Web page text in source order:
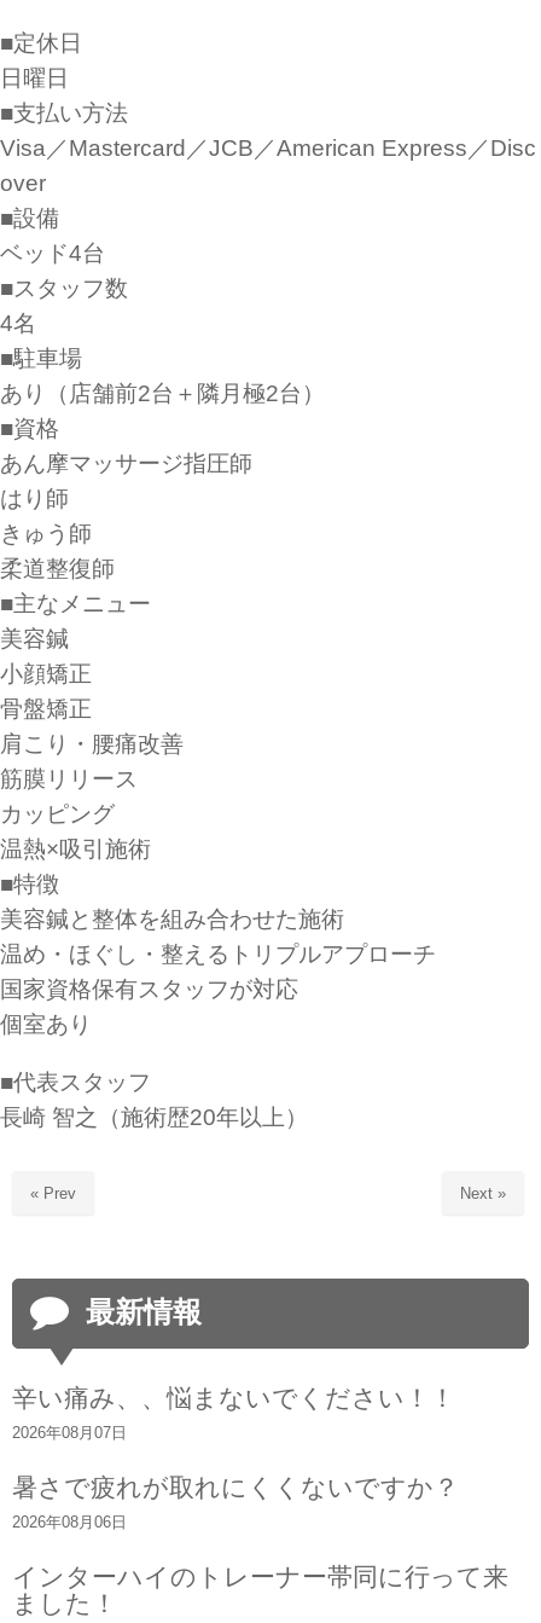
■定休日
日曜日
■支払い方法
Visa／Mastercard／JCB／American Express／Disc
over
■設備
ベッド4台
■スタッフ数
4名
■駐車場
あり（店舗前2台＋隣月極2台）
■資格
あん摩マッサージ指圧師
はり師
きゅう師
柔道整復師
■主なメニュー
美容鍼
小顔矯正
骨盤矯正
肩こり・腰痛改善
筋膜リリース
カッピング
温熱×吸引施術
■特徴
美容鍼と整体を組み合わせた施術
温め・ほぐし・整えるトリプルアプローチ
国家資格保有スタッフが対応
個室あり
■代表スタッフ
長崎 智之（施術歴20年以上）
« Prev Next »
最新情報
辛い痛み、、悩まないでください！！
2026年08月07日
暑さで疲れが取れにくくないですか？
2026年08月06日
インターハイのトレーナー帯同に行って来
ました！